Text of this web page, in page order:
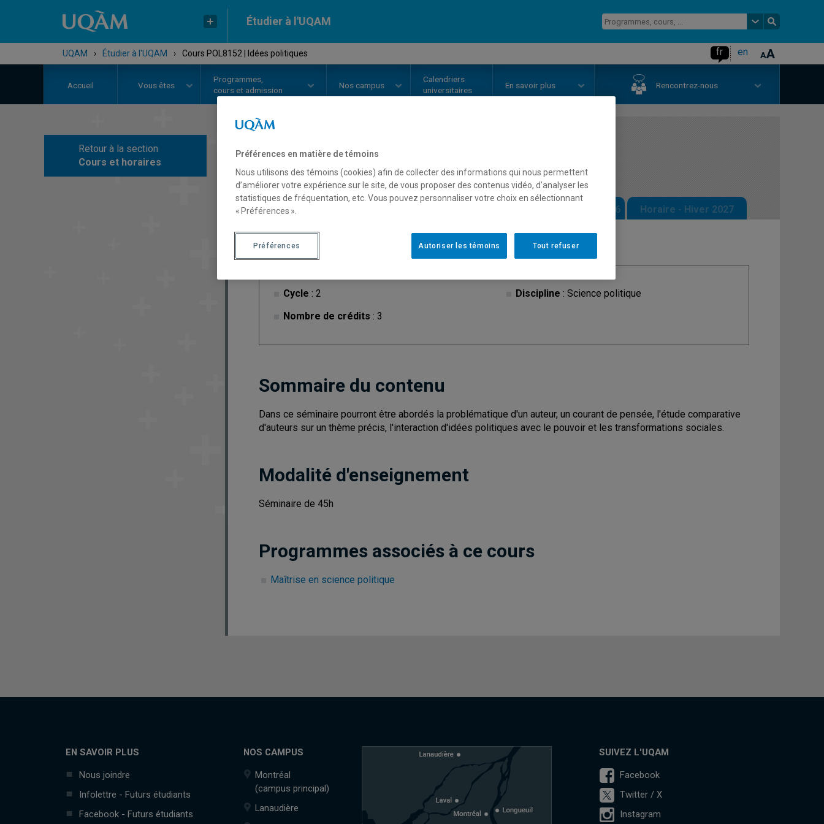
Étudier à l'UQAM
UQAM › Étudier à l'UQAM › Cours POL8152 | Idées politiques fr en
Accueil Vous êtes
Programmes,
cours et admission
Nos campus
Calendriers
universitaires
En savoir plus Rencontrez-nous
Retour à la section
Cours et horaires
COURS// POL8152
Description Horaire - Automne 2026 Horaire - Hiver 2027
Cycle : 2
Nombre de crédits : 3
Discipline : Science politique
Sommaire du contenu
Dans ce séminaire pourront être abordés la problématique d'un auteur, un courant de pensée, l'étude comparative
d'auteurs sur un thème précis, l'interaction d'idées politiques avec le pouvoir et les transformations sociales.
Modalité d'enseignement
Séminaire de 45h
Programmes associés à ce cours
Maîtrise en science politique
EN SAVOIR PLUS
Nous joindre
Infolettre - Futurs étudiants
Facebook - Futurs étudiants
NOS CAMPUS
Montréal
(campus principal)
Lanaudière
SUIVEZ L'UQAM
Facebook
Twitter / X
Instagram
Préférences en matière de témoins
Nous utilisons des témoins (cookies) afin de collecter des informations qui nous permettent
d’améliorer votre expérience sur le site, de vous proposer des contenus vidéo, d’analyser les
statistiques de fréquentation, etc. Vous pouvez personnaliser votre choix en sélectionnant
« Préférences ».
Tout refuser
Autoriser les témoins
Préférences